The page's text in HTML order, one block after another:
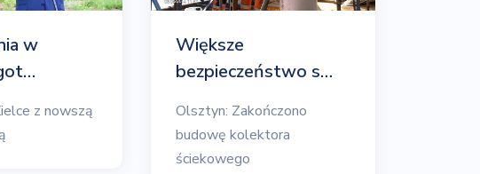
w
z nowszą
Większe
bezpieczeństwo s…
Olsztyn: Zakończono
budowę kolektora
ściekowego